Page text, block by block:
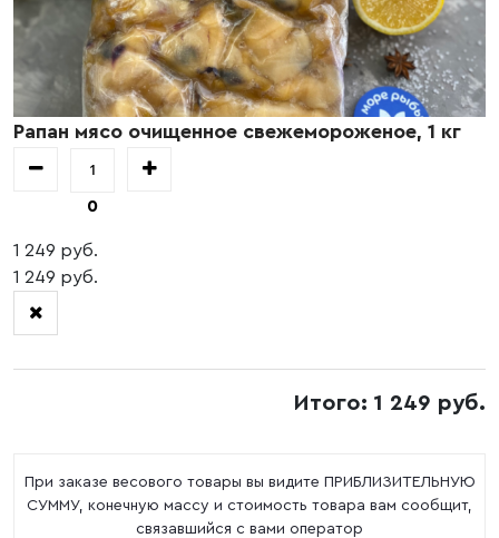
Рапан мясо очищенное свежемороженое, 1 кг
0
1 249 руб.
1 249 руб.
Итого: 1 249 руб.
При заказе весового товары вы видите ПРИБЛИЗИТЕЛЬНУЮ
СУММУ, конечную массу и стоимость товара вам сообщит,
связавшийся с вами оператор